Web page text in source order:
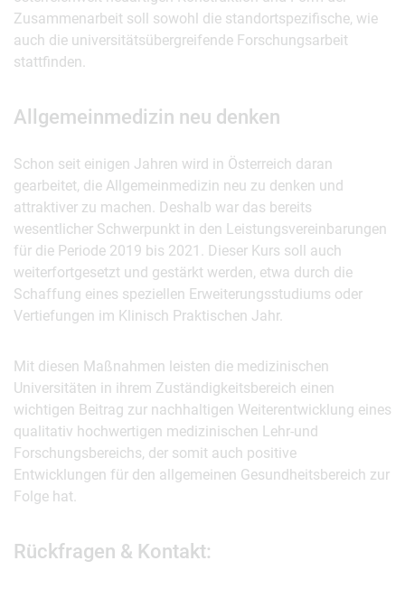
Zusammenarbeit soll sowohl die standortspezifische, wie
auch die universitätsübergreifende Forschungsarbeit
stattfinden.
Allgemeinmedizin neu denken
Schon seit einigen Jahren wird in Österreich daran
gearbeitet, die Allgemeinmedizin neu zu denken und
attraktiver zu machen. Deshalb war das bereits
wesentlicher Schwerpunkt in den Leistungsvereinbarungen
für die Periode 2019 bis 2021. Dieser Kurs soll auch
weiterfortgesetzt und gestärkt werden, etwa durch die
Schaffung eines speziellen Erweiterungsstudiums oder
Vertiefungen im Klinisch Praktischen Jahr.
Mit diesen Maßnahmen leisten die medizinischen
Universitäten in ihrem Zuständigkeitsbereich einen
wichtigen Beitrag zur nachhaltigen Weiterentwicklung eines
qualitativ hochwertigen medizinischen Lehr-und
Forschungsbereichs, der somit auch positive
Entwicklungen für den allgemeinen Gesundheitsbereich zur
Folge hat.
Rückfragen & Kontakt: